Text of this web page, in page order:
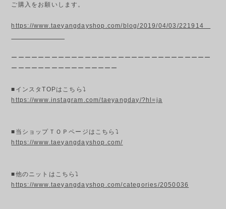
ご購入をお願いします。
https://www.taeyangdayshop.com/blog/2019/04/03/221914
ーーーーーーーーーーーーーーーーーーーーーーーーーーーーーー
ーーーーーーーーーーーーーーーー
■インスタTOPはこちら⤵
https://www.instagram.com/taeyangday/?hl=ja
■当ショップＴＯＰページはこちら⤵
https://www.taeyangdayshop.com/
■他のニットはこちら⤵
https://www.taeyangdayshop.com/categories/2050036